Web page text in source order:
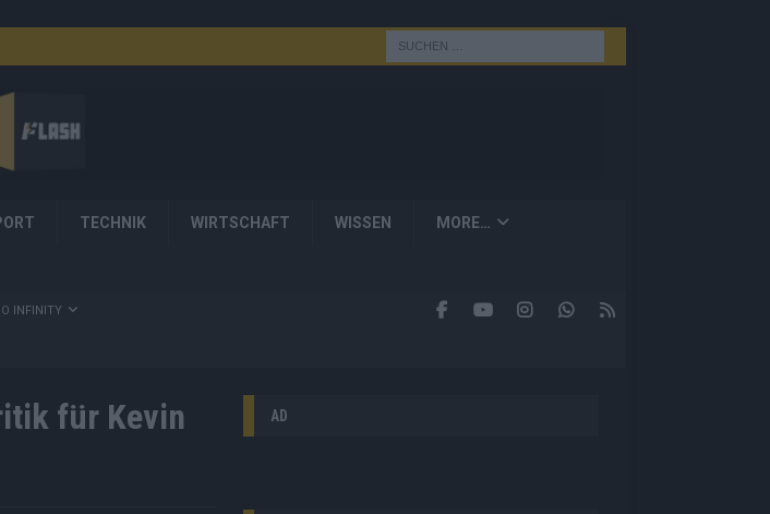
TECHNIK WIRTSCHAFT WISSEN MORE…
INFINITY
für Kevin
AD